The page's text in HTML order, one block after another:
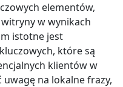
elementów,
w wynikach
istotne jest
które są
klientów w
na lokalne frazy,